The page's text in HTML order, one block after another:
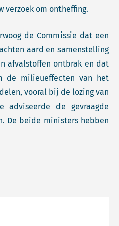
verzoek om ontheffing.
de Commissie dat een
aard en samenstelling
afvalstoffen ontbrak en dat
de milieueffecten van het
vooral bij de lozing van
adviseerde de gevraagde
De beide ministers hebben